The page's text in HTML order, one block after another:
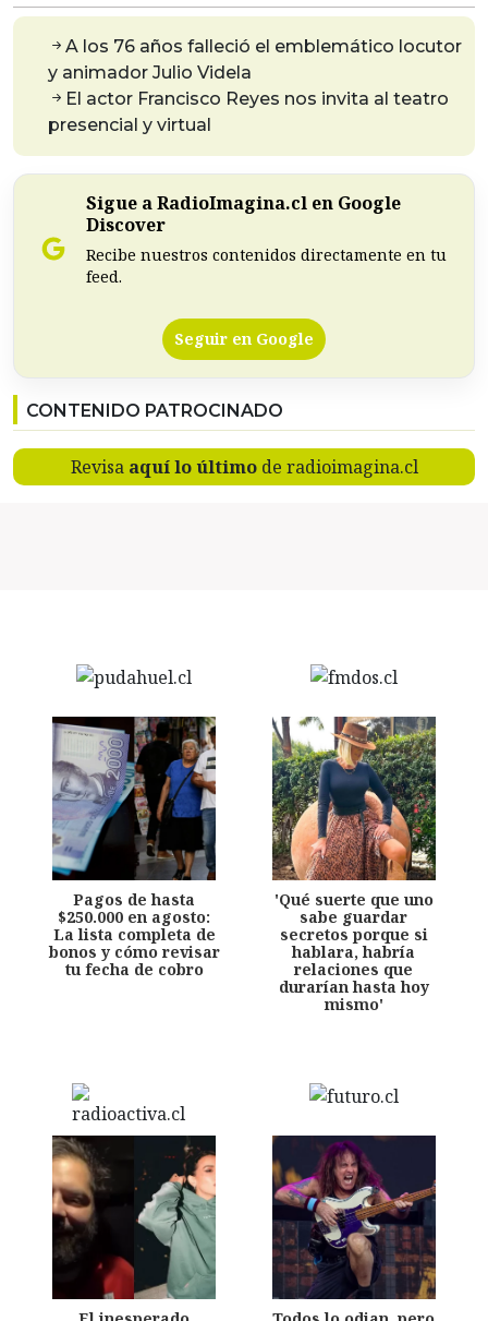
A los 76 años falleció el emblemático locutor
y animador Julio Videla
El actor Francisco Reyes nos invita al teatro
presencial y virtual
Sigue a RadioImagina.cl en Google
Discover
Recibe nuestros contenidos directamente en tu
feed.
Seguir en Google
CONTENIDO PATROCINADO
Revisa aquí lo últimode radioimagina.cl
Pagos de hasta
$250.000 en agosto:
La lista completa de
bonos y cómo revisar
tu fecha de cobro
'Qué suerte que uno
sabe guardar
secretos porque si
hablara, habría
relaciones que
durarían hasta hoy
mismo'